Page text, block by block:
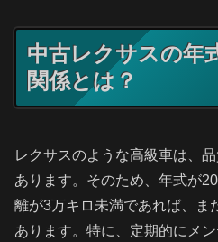
中古レクサスの年
関係とは？
レクサスのような高級車は、
あります。そのため、年式が
離が3万キロ未満であれば、ま
あります。特に、定期的にメ